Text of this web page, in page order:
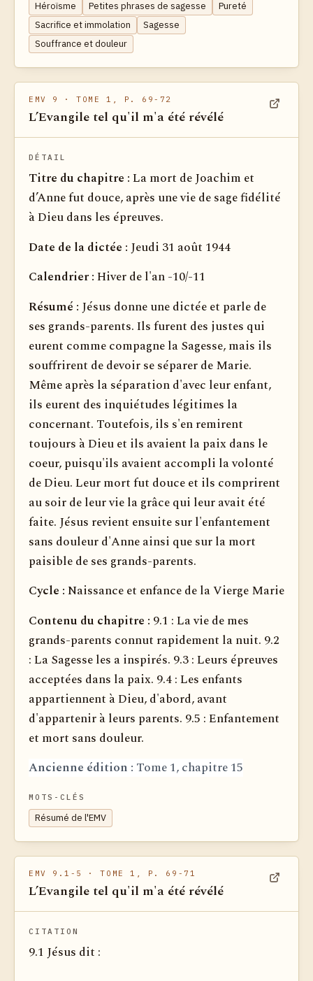
Héroïsme Petites phrases de sagesse
Pureté
Sacrifice et immolation
Sagesse
Souffrance et douleur
EMV 9 · TOME 1, P. 69-72
L’Evangile tel qu'il m'a été révélé
DÉTAIL
Titre du chapitre :La mort de Joachim et
d’Anne fut douce, après une vie de sage fidélité
à Dieu dans les épreuves.
Date de la dictée : Jeudi 31 août 1944
Calendrier :Hiver de l'an -10/-11
Résumé : Jésus donne une dictée et parle de
ses grands-parents. Ils furent des justes qui
eurent comme compagne la Sagesse, mais ils
souffrirent de devoir se séparer de Marie.
Même après la séparation d'avec leur enfant,
ils eurent des inquiétudes légitimes la
concernant. Toutefois, ils s'en remirent
toujours à Dieu et ils avaient la paix dans le
coeur, puisqu'ils avaient accompli la volonté
de Dieu. Leur mort fut douce et ils comprirent
au soir de leur vie la grâce qui leur avait été
faite. Jésus revient ensuite sur l'enfantement
sans douleur d'Anne ainsi que sur la mort
paisible de ses grands-parents.
Cycle :Naissance et enfance de la Vierge Marie
Contenu du chapitre : 9.1 : La vie de mes
grands-parents connut rapidement la nuit. 9.2
: La Sagesse les a inspirés. 9.3 : Leurs épreuves
acceptées dans la paix. 9.4 : Les enfants
appartiennent à Dieu, d'abord, avant
d'appartenir à leurs parents. 9.5 : Enfantement
et mort sans douleur.
Ancienne édition : Tome 1, chapitre 15
MOTS-CLÉS
Résumé de l'EMV
EMV 9.1-5 · TOME 1, P. 69-71
L’Evangile tel qu'il m'a été révélé
CITATION
9.1 Jésus dit :